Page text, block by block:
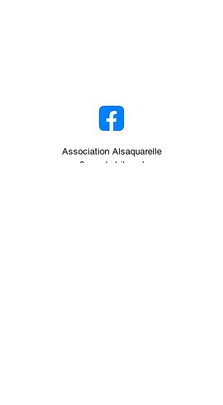
Association Alsaquarelle
2 rue du tribunal